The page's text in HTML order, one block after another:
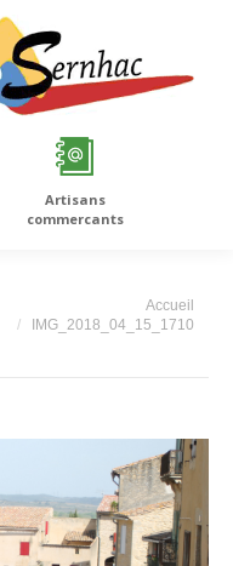
Artisans
commercants
Accueil
IMG_2018_04_15_1710